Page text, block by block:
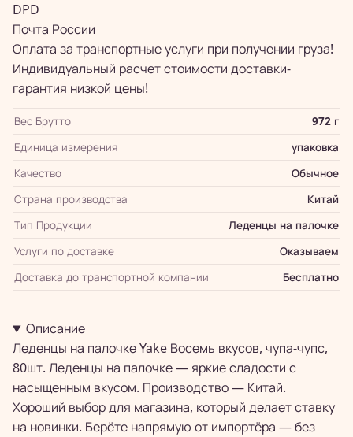
DPD
Почта России
Оплата за транспортные услуги при получении груза!
Индивидуальный расчет стоимости доставки-
гарантия низкой цены!
Вес Брутто
972 г
Единица измерения
упаковка
Качество
Обычное
Страна производства
Китай
Тип Продукции
Леденцы на палочке
Услуги по доставке
Оказываем
Доставка до транспортной компании
Бесплатно
Описание
Леденцы на палочке Yake Восемь вкусов, чупа-чупс,
80шт. Леденцы на палочке — яркие сладости с
насыщенным вкусом. Производство — Китай.
Хороший выбор для магазина, который делает ставку
на новинки. Берёте напрямую от импортёра — без